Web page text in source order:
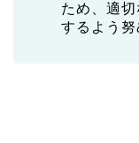
ため、適
するよう努